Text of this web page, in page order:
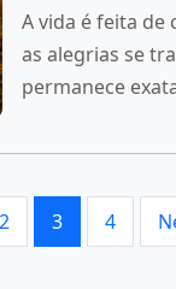
A vida é feita de
as alegrias se
permanece
2 3 4